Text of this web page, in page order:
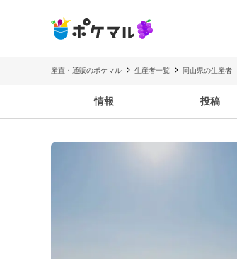
産直・通販のポケマル 生産者一覧 岡山県の生産者
情報 投稿